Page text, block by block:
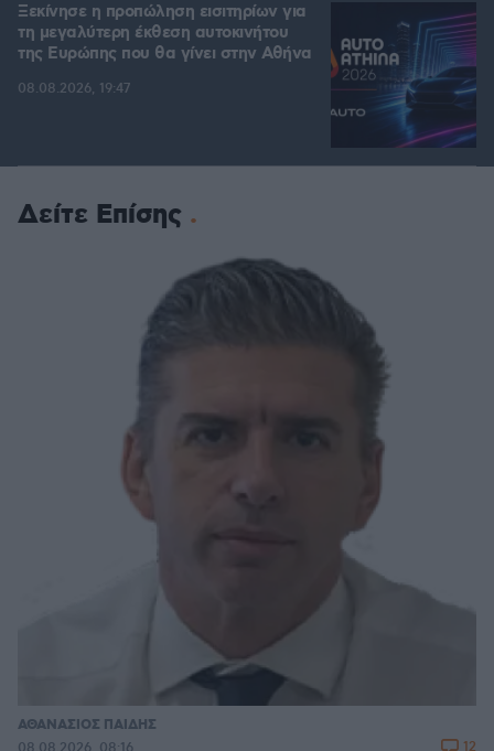
Ξεκίνησε η προπώληση εισιτηρίων για
τη μεγαλύτερη έκθεση αυτοκινήτου
της Ευρώπης που θα γίνει στην Αθήνα
08.08.2026, 19:47
Δείτε Επίσης
ΑΘΑΝΑΣΙΟΣ ΠΑΙΔΗΣ
12